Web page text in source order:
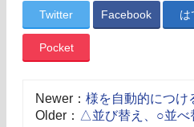
Twitter Facebook は
Pocket
Newer： 様を自動的につけ
Older： △並び替え、○並べ